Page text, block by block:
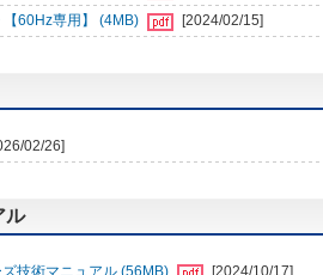
60Hz専用】 (4MB)
[2024/02/15]
02/26]
ル